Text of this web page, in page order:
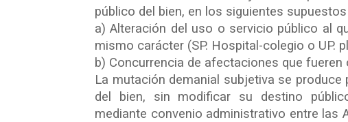
público del bien, en los siguientes supuestos
a) Alteración del uso o servicio público al
mismo carácter (SP. Hospital-colegio o UP.
b) Concurrencia de afectaciones que fueren
La mutación demanial subjetiva se
del bien, sin modificar su destino
mediante convenio administrativo entre las